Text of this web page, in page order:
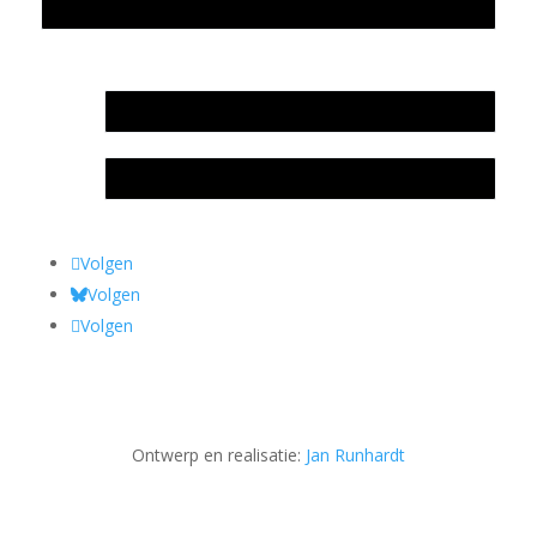
Volgen
Volgen
Volgen
Ontwerp en realisatie: Jan Runhardt